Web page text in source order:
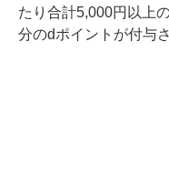
たり合計5,000円以上
分のdポイントが付与さ